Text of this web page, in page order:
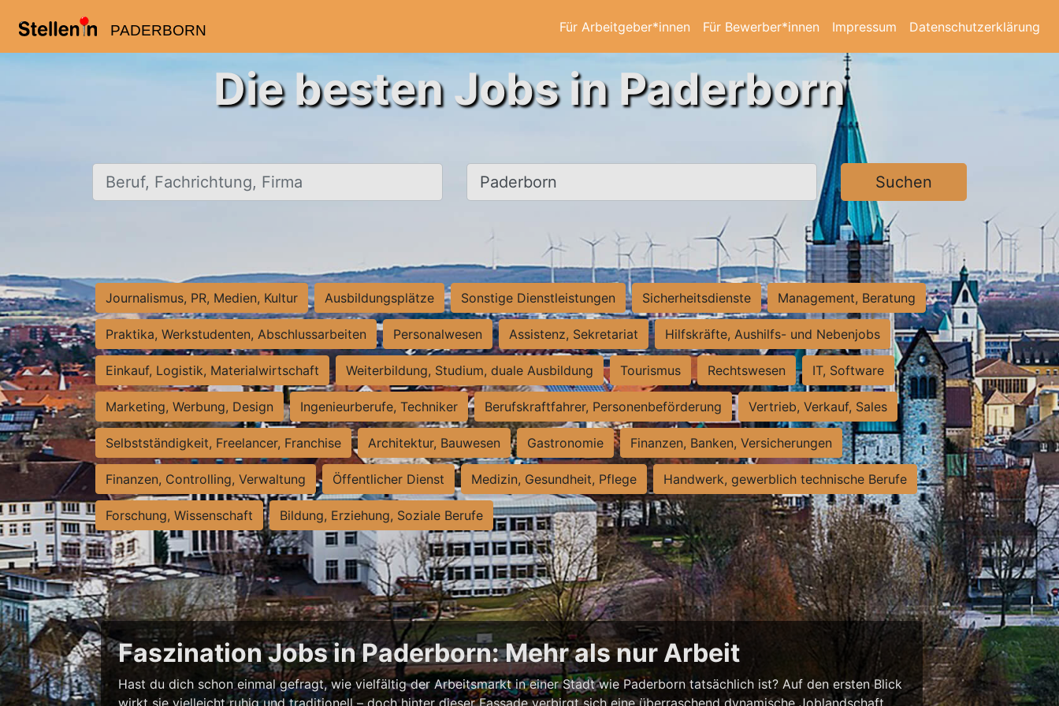
PADERBORN Für Arbeitgeber*innen Für Bewerber*innen Impressum Datenschutzerklärung
Die besten Jobs in Paderborn
Beruf, Fachrichtung, Firma Ort, Stadt Suchen
Journalismus, PR, Medien, Kultur Ausbildungsplätze Sonstige Dienstleistungen Sicherheitsdienste Management, Beratung
Praktika, Werkstudenten, Abschlussarbeiten Personalwesen Assistenz, Sekretariat Hilfskräfte, Aushilfs- und Nebenjobs
Einkauf, Logistik, Materialwirtschaft Weiterbildung, Studium, duale Ausbildung Tourismus Rechtswesen IT, Software
Marketing, Werbung, Design Ingenieurberufe, Techniker Berufskraftfahrer, Personenbeförderung Vertrieb, Verkauf, Sales
Selbstständigkeit, Freelancer, Franchise Architektur, Bauwesen Gastronomie Finanzen, Banken, Versicherungen
Finanzen, Controlling, Verwaltung Öffentlicher Dienst Medizin, Gesundheit, Pflege Handwerk, gewerblich technische Berufe
Forschung, Wissenschaft Bildung, Erziehung, Soziale Berufe
Faszination Jobs in Paderborn: Mehr als nur Arbeit
Hast du dich schon einmal gefragt, wie vielfältig der Arbeitsmarkt in einer Stadt wie Paderborn tatsächlich ist? Auf den ersten Blick